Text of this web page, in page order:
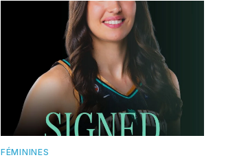
FÉMININES